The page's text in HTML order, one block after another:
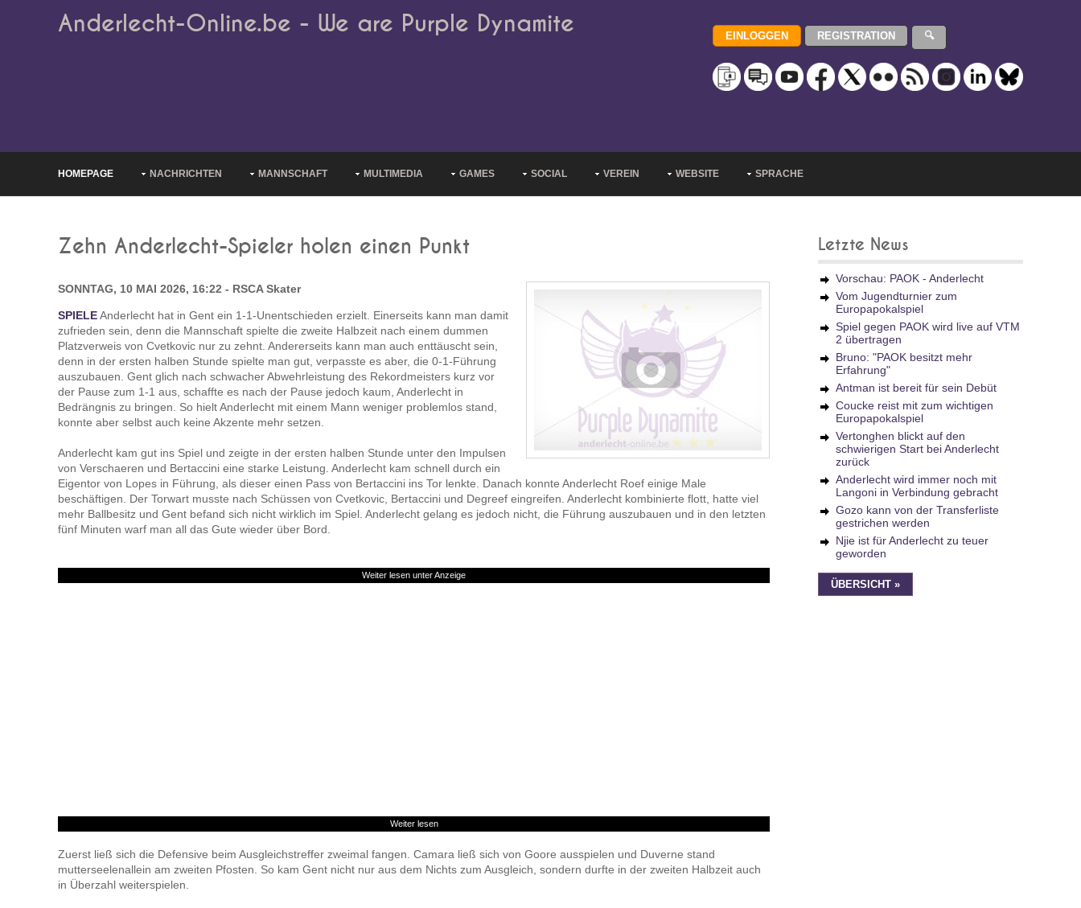
Anderlecht-Online.be - We are Purple Dynamite
HOMEPAGE NACHRICHTEN MANNSCHAFT MULTIMEDIA GAMES SOCIAL VEREIN WEBSITE SPRACHE
Zehn Anderlecht-Spieler holen einen Punkt
SONNTAG, 10 MAI 2026, 16:22 - RSCA Skater
SPIELEAnderlecht hat in Gent ein 1-1-Unentschieden erzielt. Einerseits kann man damit
zufrieden sein, denn die Mannschaft spielte die zweite Halbzeit nach einem dummen
Platzverweis von Cvetkovic nur zu zehnt. Andererseits kann man auch enttäuscht sein,
denn in der ersten halben Stunde spielte man gut, verpasste es aber, die 0-1-Führung
auszubauen. Gent glich nach schwacher Abwehrleistung des Rekordmeisters kurz vor
der Pause zum 1-1 aus, schaffte es nach der Pause jedoch kaum, Anderlecht in
Bedrängnis zu bringen. So hielt Anderlecht mit einem Mann weniger problemlos stand,
konnte aber selbst auch keine Akzente mehr setzen.
Anderlecht kam gut ins Spiel und zeigte in der ersten halben Stunde unter den Impulsen
von Verschaeren und Bertaccini eine starke Leistung. Anderlecht kam schnell durch ein
Eigentor von Lopes in Führung, als dieser einen Pass von Bertaccini ins Tor lenkte. Danach konnte Anderlecht Roef einige Male
beschäftigen. Der Torwart musste nach Schüssen von Cvetkovic, Bertaccini und Degreef eingreifen. Anderlecht kombinierte flott, hatte viel
mehr Ballbesitz und Gent befand sich nicht wirklich im Spiel. Anderlecht gelang es jedoch nicht, die Führung auszubauen und in den letzten
fünf Minuten warf man all das Gute wieder über Bord.
Weiter lesen unter Anzeige
Weiter lesen
Zuerst ließ sich die Defensive beim Ausgleichstreffer zweimal fangen. Camara ließ sich von Goore ausspielen und Duverne stand
mutterseelenallein am zweiten Pfosten. So kam Gent nicht nur aus dem Nichts zum Ausgleich, sondern durfte in der zweiten Halbzeit auch
in Überzahl weiterspielen.
Letzte News
Vorschau: PAOK - Anderlecht
Vom Jugendturnier zum
Europapokalspiel
Spiel gegen PAOK wird live auf VTM
2 übertragen
Bruno: "PAOK besitzt mehr
Erfahrung"
Antman ist bereit für sein Debüt
Coucke reist mit zum wichtigen
Europapokalspiel
Vertonghen blickt auf den
schwierigen Start bei Anderlecht
zurück
Anderlecht wird immer noch mit
Langoni in Verbindung gebracht
Gozo kann von der Transferliste
gestrichen werden
Njie ist für Anderlecht zu teuer
geworden
ÜBERSICHT »